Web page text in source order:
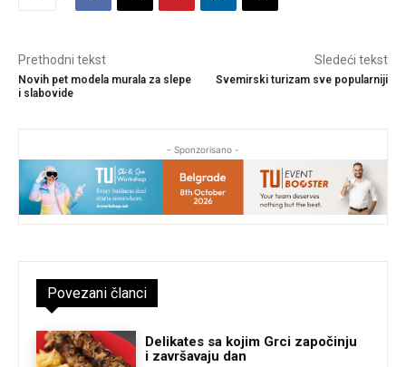
Prethodni tekst
Novih pet modela murala za slepe
i slabovide
Sledeći tekst
Svemirski turizam sve popularniji
- Sponzorisano -
Povezani članci
Delikates sa kojim Grci započinju
i završavaju dan